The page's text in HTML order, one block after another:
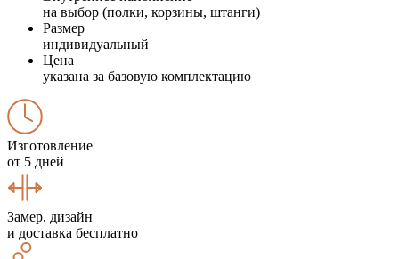
на выбор (полки, корзины, штанги)
Размер
индивидуальный
Цена
указана за базовую комплектацию
Изготовление
от 5 дней
Замер, дизайн
и доставка бесплатно